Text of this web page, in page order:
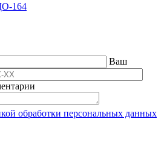
164
Ваш
обработки персональных данных